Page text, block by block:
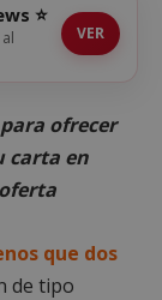
⭐
VER
ofrecer
carta en
que dos
de tipo